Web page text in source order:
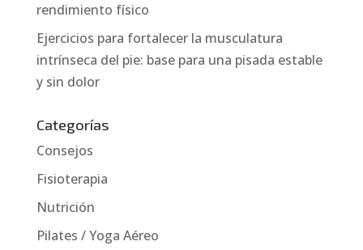
rendimiento físico
Ejercicios para fortalecer la musculatura
intrínseca del pie: base para una pisada estable
y sin dolor
Categorías
Consejos
Fisioterapia
Nutrición
Pilates / Yoga Aéreo